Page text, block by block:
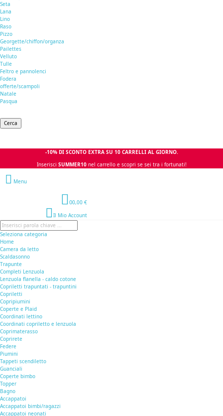
Seta
Lana
Lino
Raso
Pizzo
Georgette/chiffon/organza
Pailettes
Velluto
Tulle
Feltro e pannolenci
Fodera
offerte/scampoli
Natale
Pasqua
Cerca
-10% DI SCONTO EXTRA SU 10 CARRELLI AL GIORNO.
Inserisci SUMMER10 nel carrello e scopri se sei tra i fortunati!
Menu
00,00 €
Il Mio Account
Seleziona categoria
Home
Camera da letto
Scaldasonno
Trapunte
Completi Lenzuola
Lenzuola flanella - caldo cotone
Copriletti trapuntati - trapuntini
Copriletti
Copripiumini
Coperte e Plaid
Coordinati lettino
Coordinati copriletto e lenzuola
Coprimaterasso
Coprirete
Federe
Piumini
Tappeti scendiletto
Guanciali
Coperte bimbo
Topper
Bagno
Accappatoi
Accappatoi bimbi/ragazzi
Accappatoi neonati